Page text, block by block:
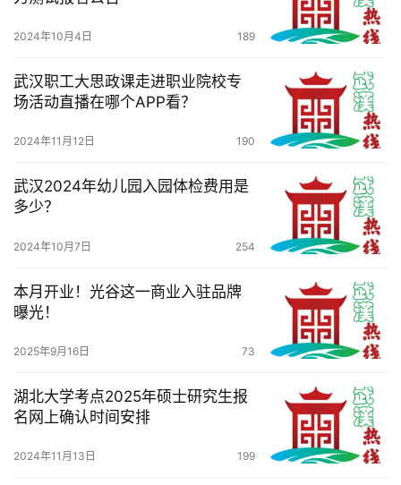
务
导
2024年10月4日 189
武汉职工大思政课走进职业院校专
场活动直播在哪个APP看？
2024年11月12日 190
武汉2024年幼儿园入园体检费用是
多少？
2024年10月7日 254
本月开业！光谷这一商业入驻品牌
曝光！
2025年9月16日 73
湖北大学考点2025年硕士研究生报
名网上确认时间安排
2024年11月13日 199